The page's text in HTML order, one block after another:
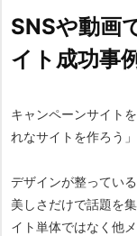
SNSや動画
イト成功事
キャンペーンサイト
れなサイトを作ろう
デザインが整ってい
美しさだけで話題を
イト単体ではなく他